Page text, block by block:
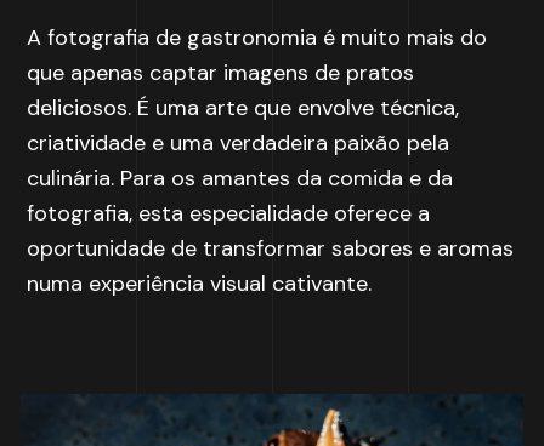
A fotografia de gastronomia é muito mais do
que apenas captar imagens de pratos
deliciosos. É uma arte que envolve técnica,
criatividade e uma verdadeira paixão pela
culinária. Para os amantes da comida e da
fotografia, esta especialidade oferece a
oportunidade de transformar sabores e aromas
numa experiência visual cativante.